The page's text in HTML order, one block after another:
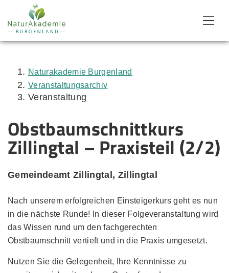
Zum Inhalt
Zum Menü
Zur Suche
Naturakademie Burgenland
Veranstaltungsarchiv
Veranstaltung
Obstbaumschnittkurs
Zillingtal – Praxisteil (2/2)
Gemeindeamt Zillingtal, Zillingtal
Nach unserem erfolgreichen Einsteigerkurs geht es nun
in die nächste Runde! In dieser Folgeveranstaltung wird
das Wissen rund um den fachgerechten
Obstbaumschnitt vertieft und in die Praxis umgesetzt.
Nutzen Sie die Gelegenheit, Ihre Kenntnisse zu